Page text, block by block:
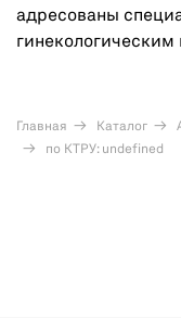
адресованы
Главная Каталог
по КТРУ: undefined